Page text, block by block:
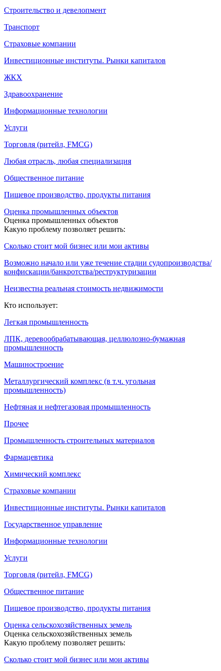
Строительство и девелопмент
Транспорт
Страховые компании
Инвестиционные институты. Рынки капиталов
ЖКХ
Здравоохранение
Информационные технологии
Услуги
Торговля (ритейл, FMCG)
Любая отрасль, любая специализация
Общественное питание
Пищевое производство, продукты питания
Оценка промышленных объектов
Оценка промышленных объектов
Какую проблему позволяет решить:
Сколько стоит мой бизнес или мои активы
Возможно начало или уже течение стадии судопроизводства/
конфискации/банкротства/реструктуризации
Неизвестна реальная стоимость недвижимости
Кто использует:
Легкая промышленность
ЛПК, деревообрабатывающая, целлюлозно-бумажная
промышленность
Машиностроение
Металлургический комплекс (в т.ч. угольная
промышленность)
Нефтяная и нефтегазовая промышленность
Прочее
Промышленность строительных материалов
Фармацевтика
Химический комплекс
Страховые компании
Инвестиционные институты. Рынки капиталов
Государственное управление
Информационные технологии
Услуги
Торговля (ритейл, FMCG)
Общественное питание
Пищевое производство, продукты питания
Оценка сельскохозяйственных земель
Оценка сельскохозяйственных земель
Какую проблему позволяет решить:
Сколько стоит мой бизнес или мои активы